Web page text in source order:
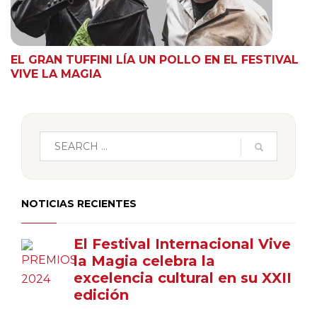
EL GRAN TUFFINI LÍA UN POLLO EN EL FESTIVAL
VIVE LA MAGIA
NOTICIAS RECIENTES
El Festival Internacional Vive
la Magia celebra la
excelencia cultural en su XXII
edición